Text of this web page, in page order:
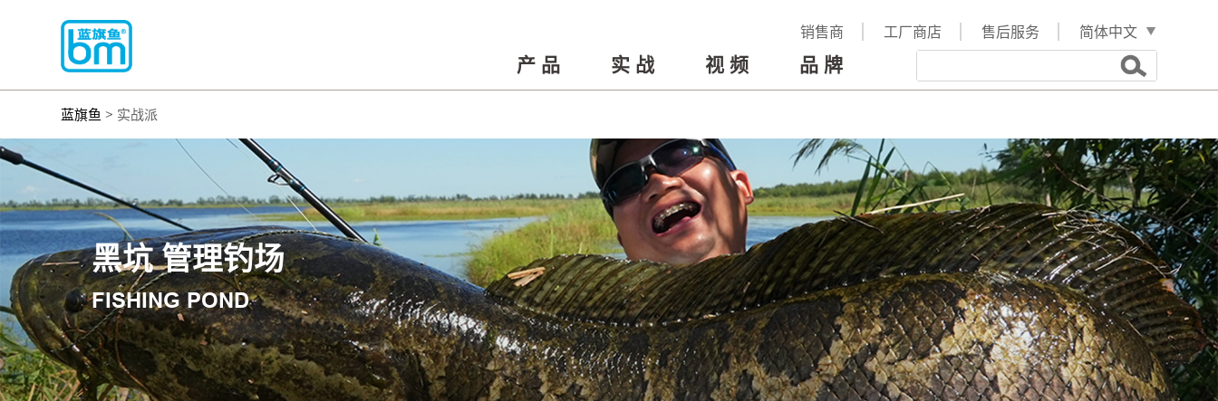
产品 实战 视频 品牌
销售商 工厂商店 售后服务
蓝旗鱼 > 实战派
黑坑 管理钓场
FISHING POND